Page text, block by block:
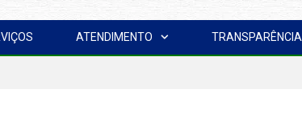
por:
ATENDIMENTO TRANSPARÊNCIA